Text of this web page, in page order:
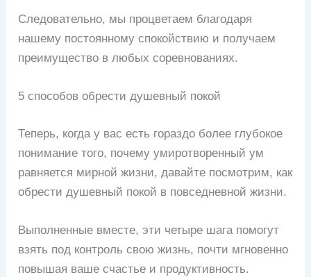
Следовательно, мы процветаем благодаря
нашему постоянному спокойствию и получаем
преимущество в любых соревнованиях.
5 способов обрести душевный покой
Теперь, когда у вас есть гораздо более глубокое
понимание того, почему умиротворенный ум
равняется мирной жизни, давайте посмотрим, как
обрести душевный покой в ​​повседневной жизни.
Выполненные вместе, эти четыре шага помогут
взять под контроль свою жизнь, почти мгновенно
повышая ваше счастье и продуктивность.